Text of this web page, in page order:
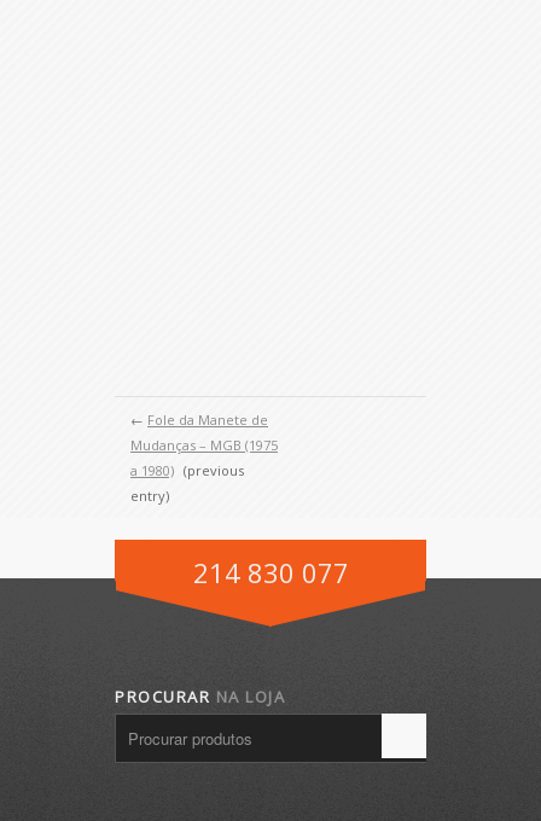
← Fole da Manete de
Mudanças – MGB (1975
a 1980) (previous
entry)
214 830 077
PROCURAR NA LOJA